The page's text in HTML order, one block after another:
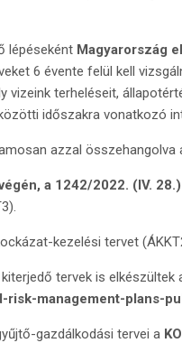
lépéseként Magyarország
6 évente felül kell
vizeink terheléseit,
időszakra vonatkozó
azzal
a 1242/2022. (IV.
kezelési tervet
tervek is
risk-management-plans-
gazdálkodási tervei a